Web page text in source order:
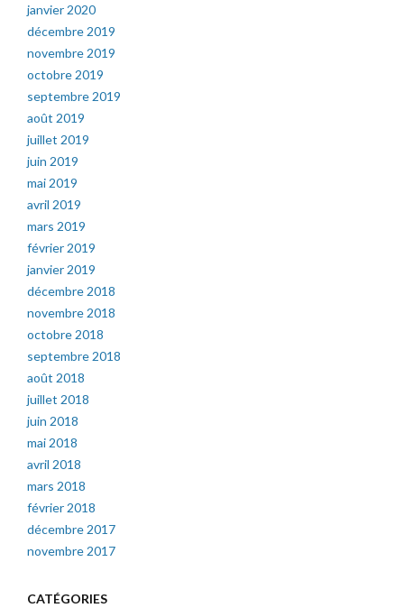
janvier 2020
décembre 2019
novembre 2019
octobre 2019
septembre 2019
août 2019
juillet 2019
juin 2019
mai 2019
avril 2019
mars 2019
février 2019
janvier 2019
décembre 2018
novembre 2018
octobre 2018
septembre 2018
août 2018
juillet 2018
juin 2018
mai 2018
avril 2018
mars 2018
février 2018
décembre 2017
novembre 2017
CATÉGORIES